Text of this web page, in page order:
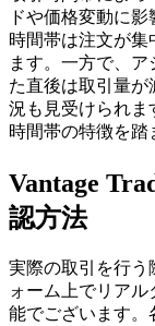
ドや価格変動に
時間帯は注文が集
ます。一方で、
た直後は取引量が
況も見受けられま
時間帯の特徴を踏
Vantage
認方法
実際の取引を行う
ォーム上でリア
能でございます。